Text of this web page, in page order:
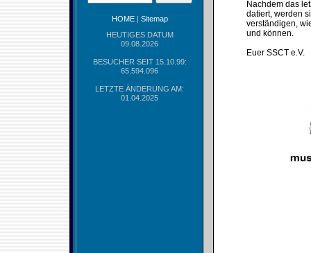
HOME| Sitemap
HEUTIGES DATUM
09.08.2026
BESUCHER SEIT 15.10.99:
65.594.096
LETZTE ÄNDERUNG AM:
01.04.2025
Nachdem das
datiert, werden
verständigen,
und können.
Euer SSCT e.V.